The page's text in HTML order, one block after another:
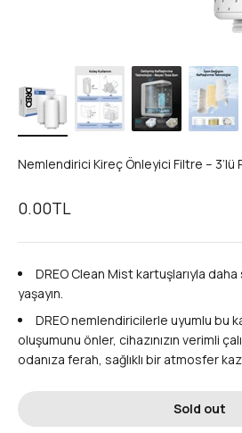
Nemlendirici Kireç Önleyici Filtre – 3’lü
Sale price
0.00TL
DREO Clean Mist kartuşlarıyla daha
yaşayın.
DREO nemlendiricilerle uyumlu bu
oluşumunu önler, cihazınızın verimli
odanıza ferah, sağlıklı bir atmosfer
Sold out